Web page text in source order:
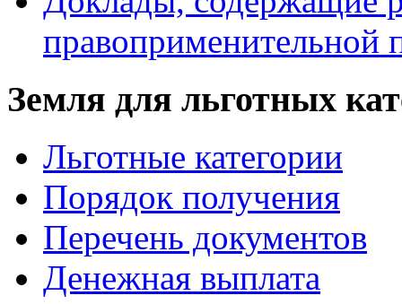
правоприменительной
Земля для льготных
Льготные категории
Порядок получения
Перечень документов
Денежная выплата